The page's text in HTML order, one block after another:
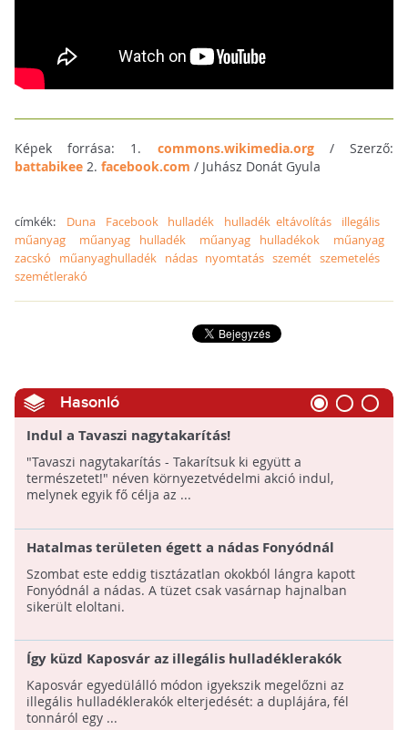
Képek forrása: 1. commons.wikimedia.org/ Szerző:
battabikee2. facebook.com / Juhász Donát Gyula
címkék: Duna Facebook hulladék hulladék eltávolítás
illegális
műanyag
műanyag hulladék műanyag hulladékok
műanyag
zacskó
műanyaghulladék nádas nyomtatás szemét szemetelés
szemétlerakó
Hasonló
Indul a Tavaszi nagytakarítás!
"Tavaszi nagytakarítás - Takarítsuk ki együtt a
természetet!" néven környezetvédelmi akció indul,
melynek egyik fő célja az ...
Hatalmas területen égett a nádas Fonyódnál
Szombat este eddig tisztázatlan okokból lángra kapott
Fonyódnál a nádas. A tüzet csak vasárnap hajnalban
sikerült eloltani.
Így küzd Kaposvár az illegális hulladéklerakók
ellen: kétszer annyi sittet adhat le ingyen
mostantól a lakosság
Kaposvár egyedülálló módon igyekszik megelőzni az
illegális hulladéklerakók elterjedését: a duplájára, fél
tonnáról egy ...